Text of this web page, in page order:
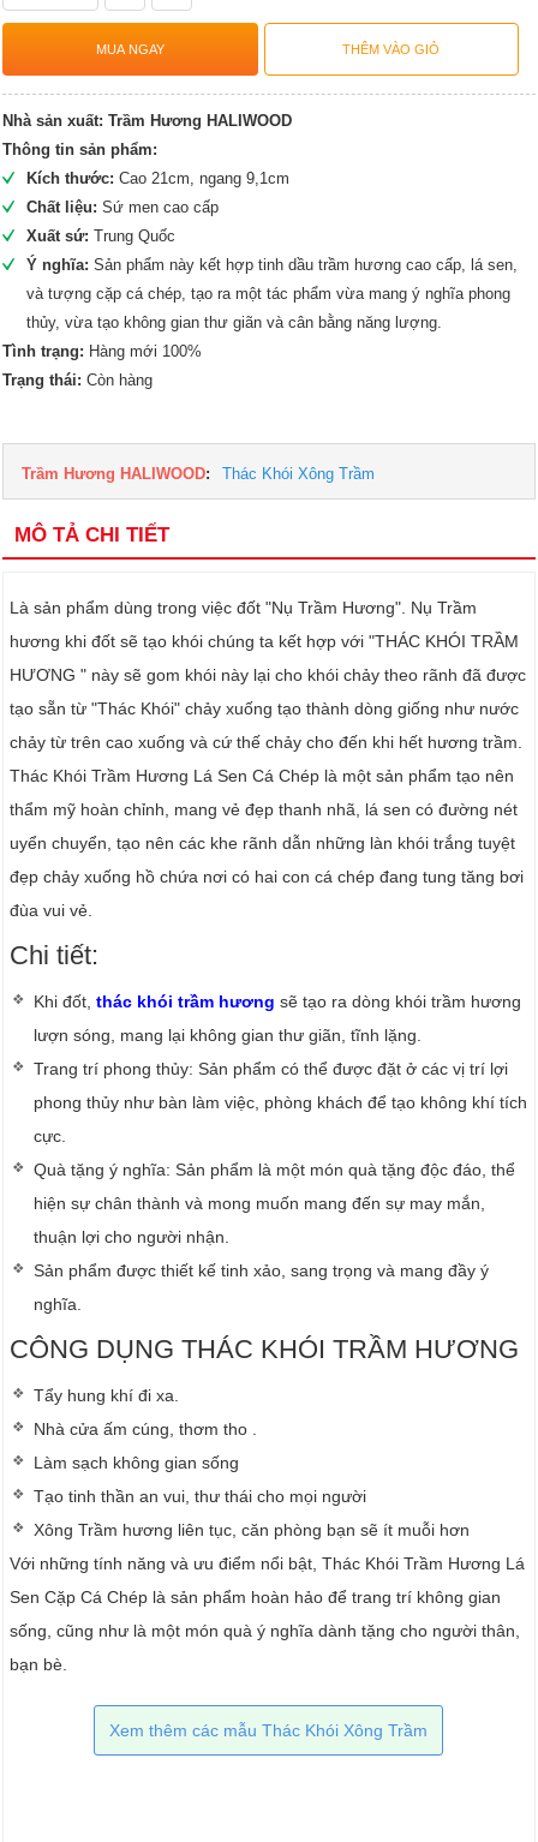
Nhà sản xuất: Trầm Hương HALIWOOD
Thông tin sản phẩm:
Kích thước: Cao 21cm, ngang 9,1cm
Chất liệu:Sứ men cao cấp
Xuất sứ: Trung Quốc
Ý nghĩa:Sản phẩm này kết hợp tinh dầu trầm hương cao cấp, lá sen,
và tượng cặp cá chép, tạo ra một tác phẩm vừa mang ý nghĩa phong
thủy, vừa tạo không gian thư giãn và cân bằng năng lượng.
Tình trạng: Hàng mới 100%
Trạng thái:Còn hàng
Trầm Hương HALIWOOD: Thác Khói Xông Trầm
MÔ TẢ CHI TIẾT
Là sản phẩm dùng trong việc đốt "Nụ Trầm Hương". Nụ Trầm
hương khi đốt sẽ tạo khói chúng ta kết hợp với "THÁC KHÓI TRẦM
HƯƠNG " này sẽ gom khói này lại cho khói chảy theo rãnh đã được
tạo sẵn từ "Thác Khói" chảy xuống tạo thành dòng giống như nước
chảy từ trên cao xuống và cứ thế chảy cho đến khi hết hương trầm.
Thác Khói Trầm Hương Lá Sen Cá Chép là một sản phẩm tạo nên
thẩm mỹ hoàn chỉnh, mang vẻ đẹp thanh nhã, lá sen có đường nét
uyển chuyển, tạo nên các khe rãnh dẫn những làn khói trắng tuyệt
đẹp chảy xuống hồ chứa nơi có hai con cá chép đang tung tăng bơi
đùa vui vẻ.
Chi tiết:
Khi đốt,thác khói trầm hương sẽ tạo ra dòng khói trầm hương
lượn sóng, mang lại không gian thư giãn, tĩnh lặng.
Trang trí phong thủy: Sản phẩm có thể được đặt ở các vị trí lợi
phong thủy như bàn làm việc, phòng khách để tạo không khí tích
cực.
Quà tặng ý nghĩa: Sản phẩm là một món quà tặng độc đáo, thể
hiện sự chân thành và mong muốn mang đến sự may mắn,
thuận lợi cho người nhận.
Sản phẩm được thiết kế tinh xảo, sang trọng và mang đầy ý
nghĩa.
CÔNG DỤNG THÁC KHÓI TRẦM HƯƠNG
Tẩy hung khí đi xa.
Nhà cửa ấm cúng, thơm tho .
Làm sạch không gian sống
Tạo tinh thần an vui, thư thái cho mọi người
Xông Trầm hương liên tục, căn phòng bạn sẽ ít muỗi hơn
Với những tính năng và ưu điểm nổi bật, Thác Khói Trầm Hương Lá
Sen Cặp Cá Chép là sản phẩm hoàn hảo để trang trí không gian
sống, cũng như là một món quà ý nghĩa dành tặng cho người thân,
bạn bè.
Xem thêm các mẫu Thác Khói Xông Trầm